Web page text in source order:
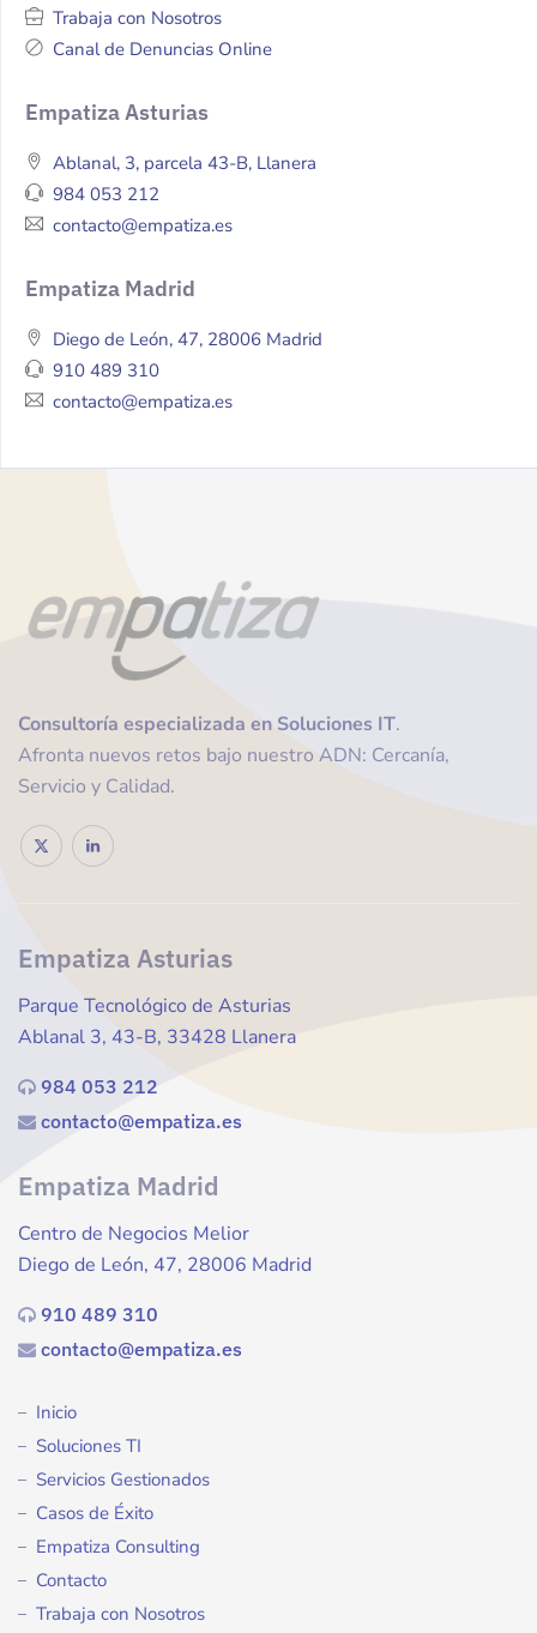
Trabaja con Nosotros
Canal de Denuncias Online
Empatiza Asturias
Ablanal, 3, parcela 43-B, Llanera
984 053 212
contacto@empatiza.es
Empatiza Madrid
Diego de León, 47, 28006 Madrid
910 489 310
contacto@empatiza.es
Consultoría especializada en Soluciones IT.
Afronta nuevos retos bajo nuestro ADN: Cercanía,
Servicio y Calidad.
Empatiza Asturias
Parque Tecnológico de Asturias
Ablanal 3, 43-B, 33428 Llanera
984 053 212
contacto@empatiza.es
Empatiza Madrid
Centro de Negocios Melior
Diego de León, 47, 28006 Madrid
910 489 310
contacto@empatiza.es
Inicio
Soluciones TI
Servicios Gestionados
Casos de Éxito
Empatiza Consulting
Contacto
Trabaja con Nosotros